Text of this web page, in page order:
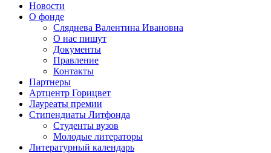
Новости
О фонде
Сляднева Валентина Ивановна
О нас пишут
Документы
Правление
Контакты
Партнеры
Артцентр Горицвет
Лауреаты премии
Стипендиаты Литфонда
Студенты вузов
Молодые литераторы
Литературный календарь